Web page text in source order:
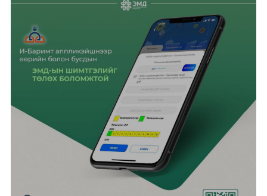
Өнөөдөр дөрвөн дүүрэгт ЦАХИЛГААН
ХЯЗГААРЛАНА
2025/04/25 0
Ази, Номхон далайн бүсийн
"Аспак-2025" ч...
2025/04/24 428
Өнөөдөр цахилгаан хязгаарлах
ХУВААРЬ